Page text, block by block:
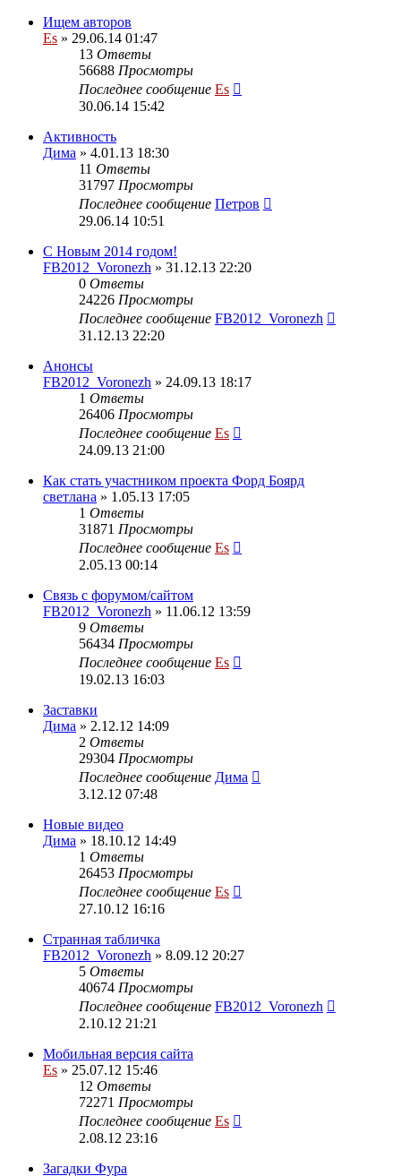
Ищем авторов
Es » 29.06.14 01:47
13 Ответы
56688 Просмотры
Последнее сообщение Es
30.06.14 15:42
Активность
Дима » 4.01.13 18:30
11 Ответы
31797 Просмотры
Последнее сообщение Петров
29.06.14 10:51
С Новым 2014 годом!
FB2012_Voronezh » 31.12.13 22:20
0 Ответы
24226 Просмотры
Последнее сообщение FB2012_Voronezh
31.12.13 22:20
Анонсы
FB2012_Voronezh » 24.09.13 18:17
1 Ответы
26406 Просмотры
Последнее сообщение Es
24.09.13 21:00
Как стать участником проекта Форд Боярд
светлана » 1.05.13 17:05
1 Ответы
31871 Просмотры
Последнее сообщение Es
2.05.13 00:14
Cвязь с форумом/сайтом
FB2012_Voronezh » 11.06.12 13:59
9 Ответы
56434 Просмотры
Последнее сообщение Es
19.02.13 16:03
Заставки
Дима » 2.12.12 14:09
2 Ответы
29304 Просмотры
Последнее сообщение Дима
3.12.12 07:48
Новые видео
Дима » 18.10.12 14:49
1 Ответы
26453 Просмотры
Последнее сообщение Es
27.10.12 16:16
Странная табличка
FB2012_Voronezh » 8.09.12 20:27
5 Ответы
40674 Просмотры
Последнее сообщение FB2012_Voronezh
2.10.12 21:21
Мобильная версия сайта
Es » 25.07.12 15:46
12 Ответы
72271 Просмотры
Последнее сообщение Es
2.08.12 23:16
Загадки Фура